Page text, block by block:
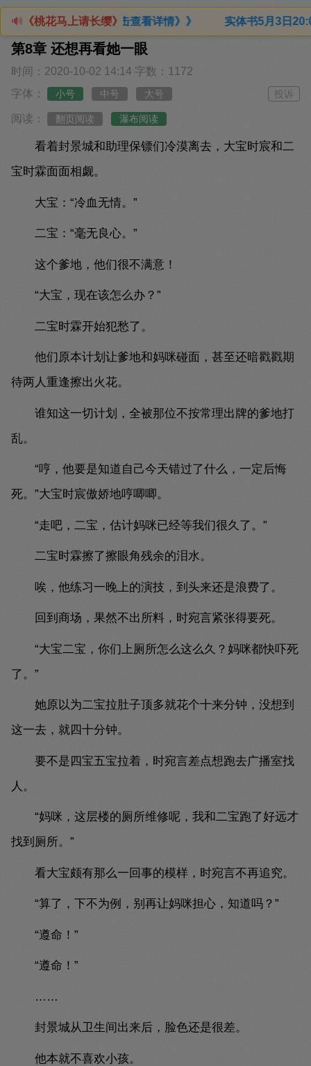
🔊 《桃花马上请长缨》
货）点击查看详情》》 实体书5月3日20:00预售抢购！
第8章 还想再看她一眼
时间：2020-10-02 14:14 字数：1172
字体：
小号 中号 大号 投诉
阅读： 翻页阅读 瀑布阅读
看着封景城和助理保镖们冷漠离去，大宝时宸和二
宝时霖面面相觑。
大宝：“冷血无情。”
二宝：“毫无良心。”
这个爹地，他们很不满意！
“大宝，现在该怎么办？”
二宝时霖开始犯愁了。
他们原本计划让爹地和妈咪碰面，甚至还暗戳戳期
待两人重逢擦出火花。
谁知这一切计划，全被那位不按常理出牌的爹地打
乱。
“哼，他要是知道自己今天错过了什么，一定后悔
死。”大宝时宸傲娇地哼唧唧。
“走吧，二宝，估计妈咪已经等我们很久了。”
二宝时霖擦了擦眼角残余的泪水。
唉，他练习一晚上的演技，到头来还是浪费了。
回到商场，果然不出所料，时宛言紧张得要死。
“大宝二宝，你们上厕所怎么这么久？妈咪都快吓死
了。”
她原以为二宝拉肚子顶多就花个十来分钟，没想到
这一去，就四十分钟。
要不是四宝五宝拉着，时宛言差点想跑去广播室找
人。
“妈咪，这层楼的厕所维修呢，我和二宝跑了好远才
找到厕所。”
看大宝颇有那么一回事的模样，时宛言不再追究。
“算了，下不为例，别再让妈咪担心，知道吗？”
“遵命！”
“遵命！”
……
封景城从卫生间出来后，脸色还是很差。
他本就不喜欢小孩。